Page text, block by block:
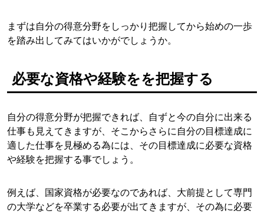
まずは自分の得意分野をしっかり把握してから始めの一歩
を踏み出してみてはいかがでしょうか。
必要な資格や経験をを把握する
自分の得意分野が把握できれば、自ずと今の自分に出来る
仕事も見えてきますが、そこからさらに自分の目標達成に
適した仕事を見極める為には、その目標達成に必要な資格
や経験を把握する事でしょう。
例えば、国家資格が必要なのであれば、大前提として専門
の大学などを卒業する必要が出てきますが、その為に必要